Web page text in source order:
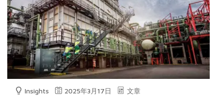
Insights 2025年3月17日 文章